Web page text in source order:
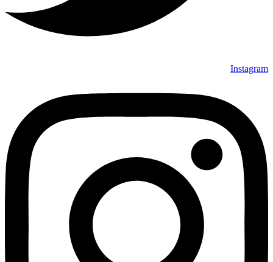
Instagram